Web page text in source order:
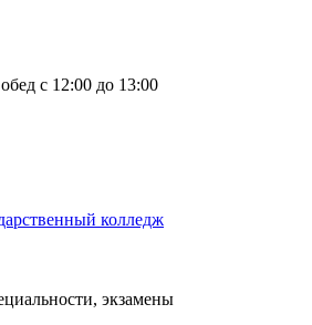
с 12:00 до 13:00
колледж
экзамены